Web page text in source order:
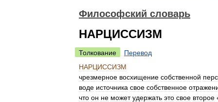
Философский словарь
НАРЦИССИЗМ
Толкование
Перевод
НАРЦИССИЗМ
чрезмерное восхищение собственной
воде источника свое собственное
что он не может удержать это свое второе